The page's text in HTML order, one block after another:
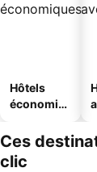
Hôtels
économiq
Ces
clic